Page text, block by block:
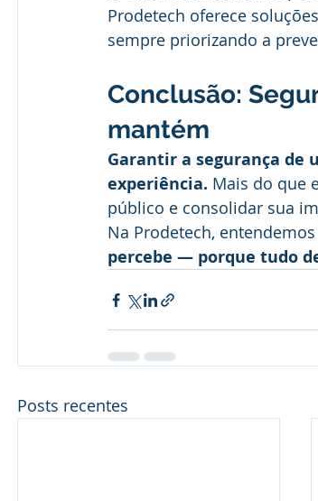
Prodetech oferece
sempre priorizando a
Conclusão:
mantém
Garantir a segurança de
experiência. Mais do que
público e consolidar sua
Na Prodetech,
percebe — porque tudo
Posts recentes